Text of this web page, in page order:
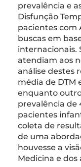
prevalência e
Disfunção
pacientes com
buscas em
internacionais.
atendiam aos
análise destes
média de DTM
enquanto
prevalência de
pacientes
coleta de
de uma
houvesse a
Medicina e